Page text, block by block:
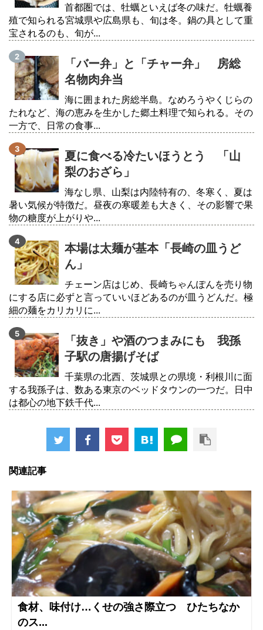
首都圏では、牡蠣といえば冬の味だ。牡蠣養
殖で知られる宮城県や広島県も、旬は冬。鍋の具として重
宝されるのも、旬が...
「バー弁」と「チャー弁」 房総
名物肉弁当
海に囲まれた房総半島。なめろうやくじらの
たれなど、海の恵みを生かした郷土料理で知られる。その
一方で、日常の食事...
夏に食べる冷たいほうとう 「山
梨のおざら」
海なし県、山梨は内陸特有の、冬寒く、夏は
暑い気候が特徴だ。昼夜の寒暖差も大きく、その影響で果
物の糖度が上がりや...
本場は太麺が基本「長崎の皿うど
ん」
チェーン店はじめ、長崎ちゃんぽんを売り物
にする店に必ずと言っていいほどあるのが皿うどんだ。極
細の麺をカリカリに...
「抜き」や酒のつまみにも 我孫
子駅の唐揚げそば
千葉県の北西、茨城県との県境・利根川に面
する我孫子は、数ある東京のベッドタウンの一つだ。日中
は都心の地下鉄千代...
関連記事
食材、味付け…くせの強さ際立つ ひたちなか
のス...